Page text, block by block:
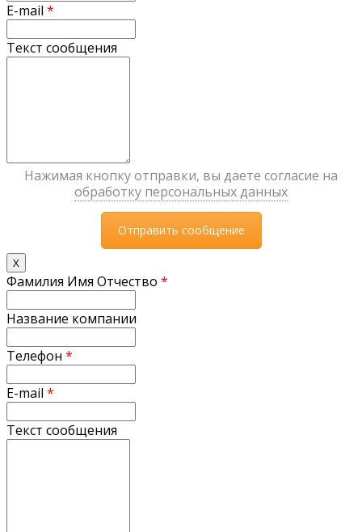
E-mail *
Текст сообщения
Нажимая кнопку отправки, вы даете согласие на
обработку персональных данных
X
Фамилия Имя Отчество *
Название компании
Телефон *
E-mail *
Текст сообщения